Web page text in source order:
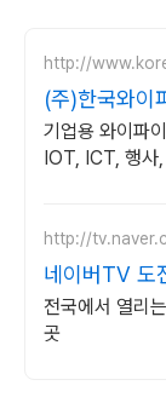
http://
(주)한국와이
건설공사 가능
기업용 와이파
IOT, ICT, 행사,
http://
네이버TV 도
현장속으로
전국에서 열리
곳